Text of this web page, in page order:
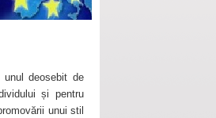
unul deosebit de
și pentru
unui stil